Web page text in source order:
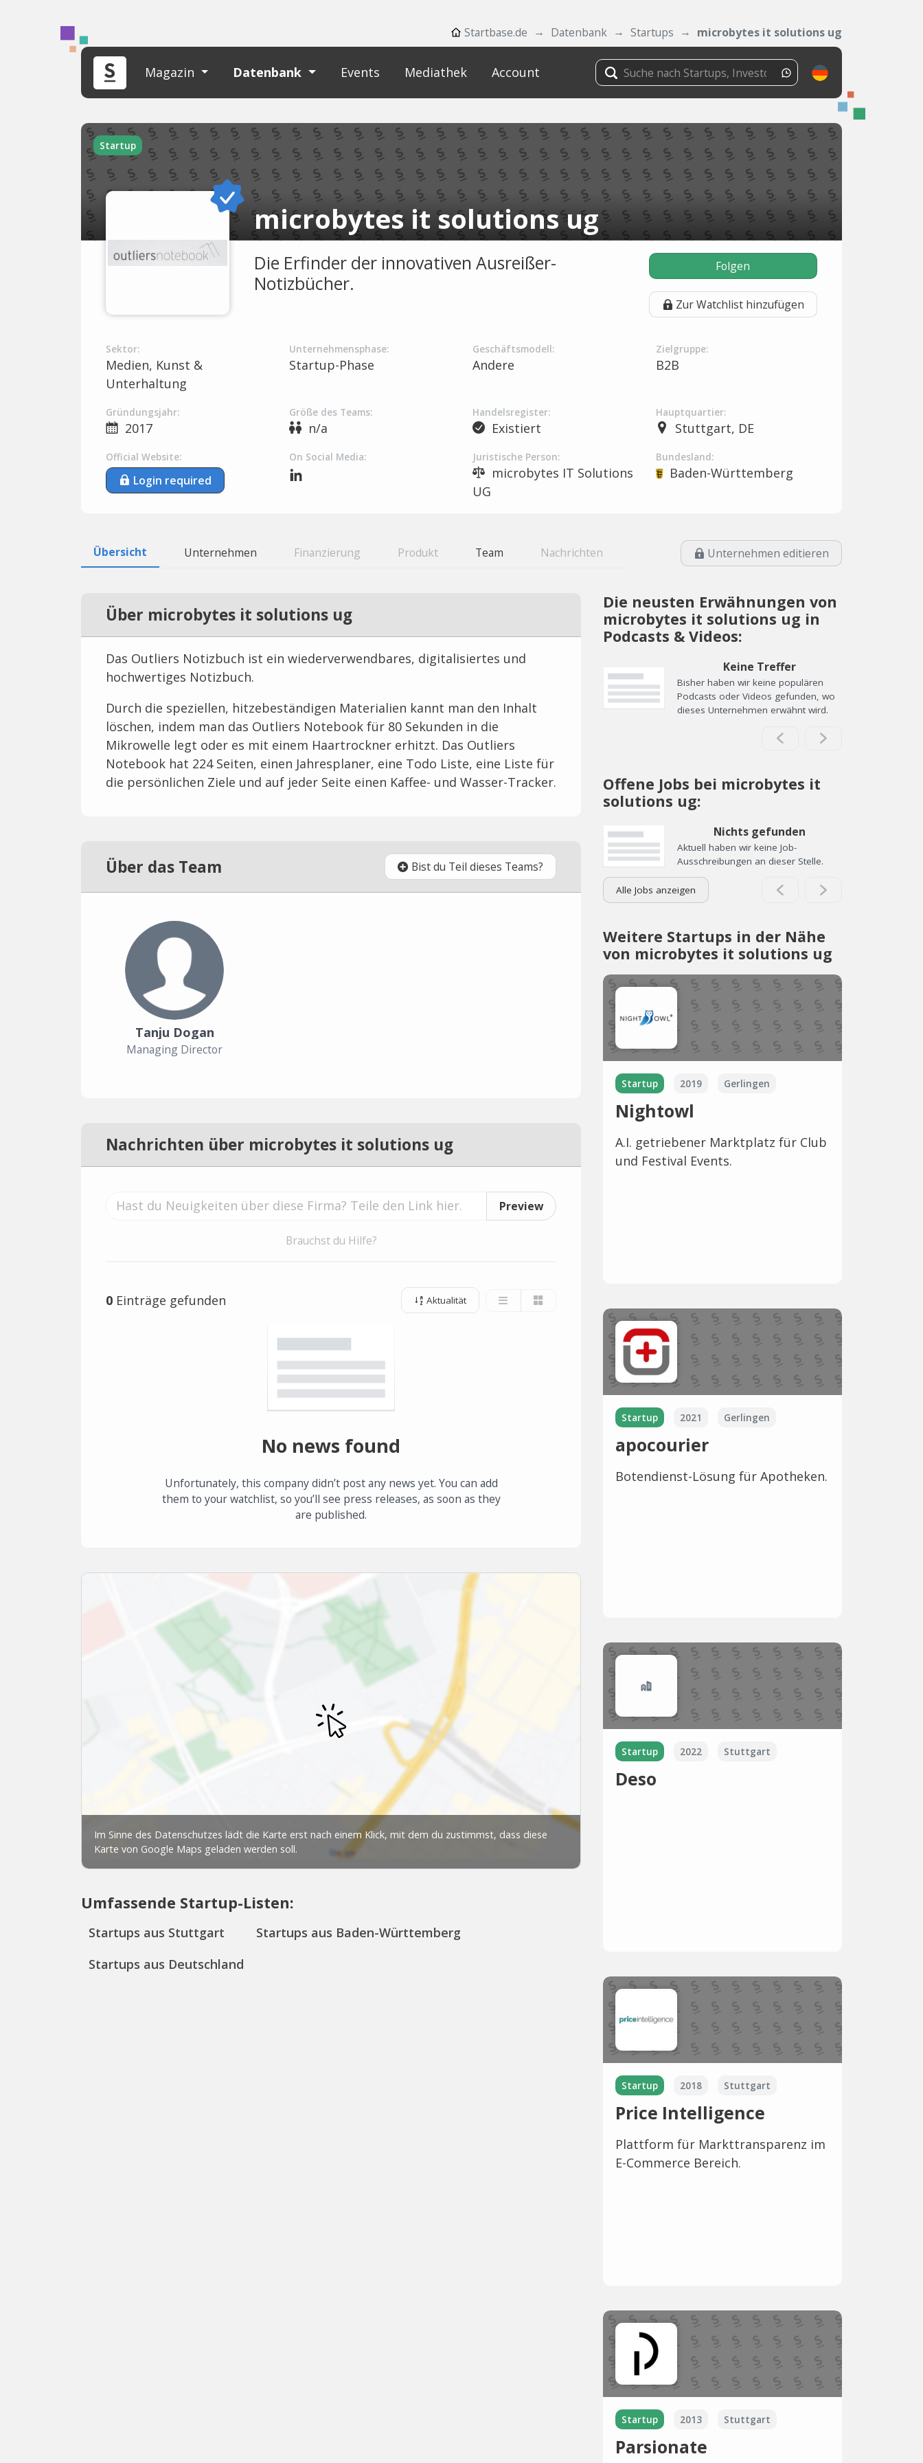
Startbase.de Datenbank Startups microbytes it solutions ug
Magazin Datenbank Events Mediathek Account
Startup
microbytes it solutions ug
Die Erfinder der innovativen Ausreißer-
Notizbücher.
Folgen
Zur Watchlist hinzufügen
Sektor:
Medien, Kunst &
Unterhaltung
Unternehmensphase:
Startup-Phase
Geschäftsmodell:
Andere
Zielgruppe:
B2B
Gründungsjahr:
2017
Größe des Teams:
n/a
Handelsregister:
Existiert
Hauptquartier:
Stuttgart, DE
Official Website:
Login required
On Social Media: Juristische Person:
microbytes IT Solutions
UG
Bundesland:
Baden-Württemberg
Übersicht Unternehmen Finanzierung Produkt Team Nachrichten Unternehmen editieren
Über microbytes it solutions ug
Das Outliers Notizbuch ist ein wiederverwendbares, digitalisiertes und
hochwertiges Notizbuch.
Durch die speziellen, hitzebeständigen Materialien kannt man den Inhalt
löschen, indem man das Outliers Notebook für 80 Sekunden in die
Mikrowelle legt oder es mit einem Haartrockner erhitzt. Das Outliers
Notebook hat 224 Seiten, einen Jahresplaner, eine Todo Liste, eine Liste für
die persönlichen Ziele und auf jeder Seite einen Kaffee- und Wasser-Tracker.
Über das Team Bist du Teil dieses Teams?
Tanju Dogan
Managing Director
Nachrichten über microbytes it solutions ug
Preview
Brauchst du Hilfe?
0 Einträge gefunden Aktualität
No news found
Unfortunately, this company didn’t post any news yet. You can add
them to your watchlist, so you’ll see press releases, as soon as they
are published.
Umfassende Startup-Listen:
Startups aus Stuttgart
Startups aus Baden-Württemberg
Startups aus Deutschland
Die neusten Erwähnungen von
microbytes it solutions ug in
Podcasts & Videos:
Keine Treffer
Bisher haben wir keine populären
Podcasts oder Videos gefunden, wo
dieses Unternehmen erwähnt wird.
Offene Jobs bei microbytes it
solutions ug:
Nichts gefunden
Aktuell haben wir keine Job-
Ausschreibungen an dieser Stelle.
Alle Jobs anzeigen
Weitere Startups in der Nähe
von microbytes it solutions ug
Startup 2019 Gerlingen
Nightowl
A.I. getriebener Marktplatz für Club
und Festival Events.
Startup 2021 Gerlingen
apocourier
Botendienst-Lösung für Apotheken.
Startup 2022 Stuttgart
Deso
Startup 2018 Stuttgart
Price Intelligence
Plattform für Markttransparenz im
E-Commerce Bereich.
Startup 2013 Stuttgart
Parsionate